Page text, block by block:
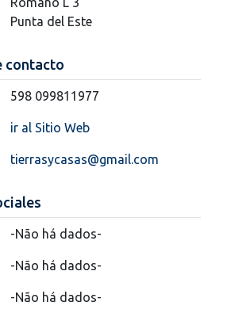
Punta del Este
contacto
598 099811977
ir al Sitio Web
tierrasycasas@gmail.com
-Não há dados-
-Não há dados-
-Não há dados-